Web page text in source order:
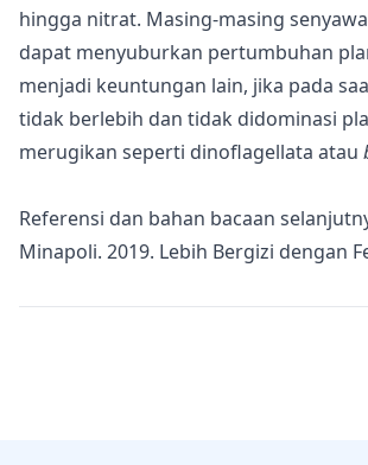
hingga nitrat. Masing-masing
dapat menyuburkan pertumbuhan
menjadi keuntungan lain, jika pada
tidak berlebih dan tidak didominasi
merugikan seperti dinoflagellata atau
Referensi dan bahan bacaan
Minapoli. 2019. Lebih Bergizi dengan